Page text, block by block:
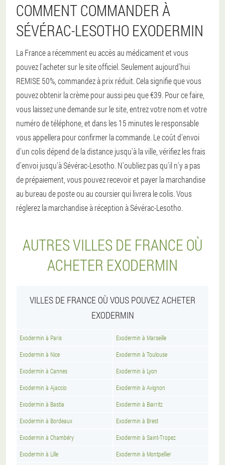
COMMENT COMMANDER À
SÉVÉRAC-LESOTHO EXODERMIN
La France a récemment eu accès au médicament et vous
pouvez l'acheter sur le site officiel. Seulement aujourd'hui
REMISE 50%, commandez à prix réduit. Cela signifie que vous
pouvez obtenir la crème pour aussi peu que €39. Pour ce faire,
vous laissez une demande sur le site, entrez votre nom et votre
numéro de téléphone, et dans les 15 minutes le responsable
vous appellera pour confirmer la commande. Le coût d'envoi
d'un colis dépend de la distance jusqu'à la ville, vérifiez les frais
d'envoi jusqu'à Sévérac-Lesotho. N'oubliez pas qu'il n'y a pas
de prépaiement, vous pouvez recevoir et payer la marchandise
au bureau de poste ou au coursier qui livrera le colis. Vous
réglerez la marchandise à réception à Sévérac-Lesotho.
AUTRES VILLES DE FRANCE OÙ
ACHETER EXODERMIN
VILLES DE FRANCE OÙ VOUS POUVEZ ACHETER
EXODERMIN
Exodermin à Paris Exodermin à Marseille
Exodermin à Nice Exodermin à Toulouse
Exodermin à Cannes Exodermin à Lyon
Exodermin à Ajaccio Exodermin à Avignon
Exodermin à Bastia Exodermin à Biarritz
Exodermin à Bordeaux Exodermin à Brest
Exodermin à Chambéry Exodermin à Saint-Tropez
Exodermin à Lille Exodermin à Montpellier